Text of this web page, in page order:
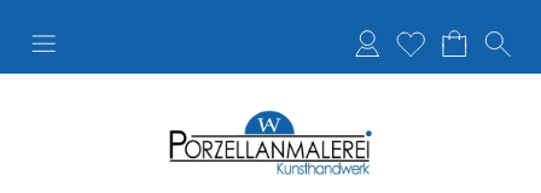
Anmelden
Merkliste